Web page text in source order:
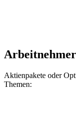
Aktienpakete oder
Themen: